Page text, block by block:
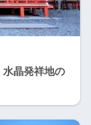
晶発祥地の